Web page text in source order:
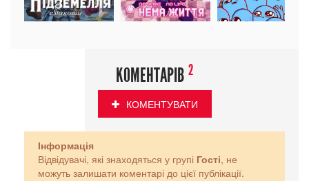
КОМЕНТАРІВ 2
КОМЕНТУВАТИ
Інформація
Відвідувачі, які знаходяться у групі Гості, не
можуть залишати коментарі до цієї публікації.